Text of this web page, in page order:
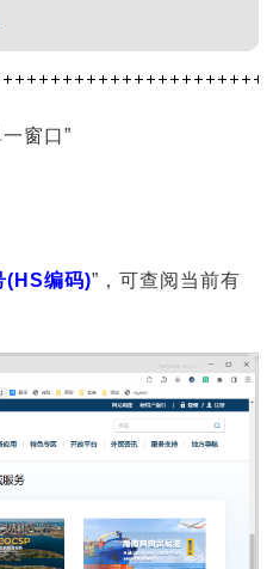
窗口”
(HS编码)”，可查阅当前有